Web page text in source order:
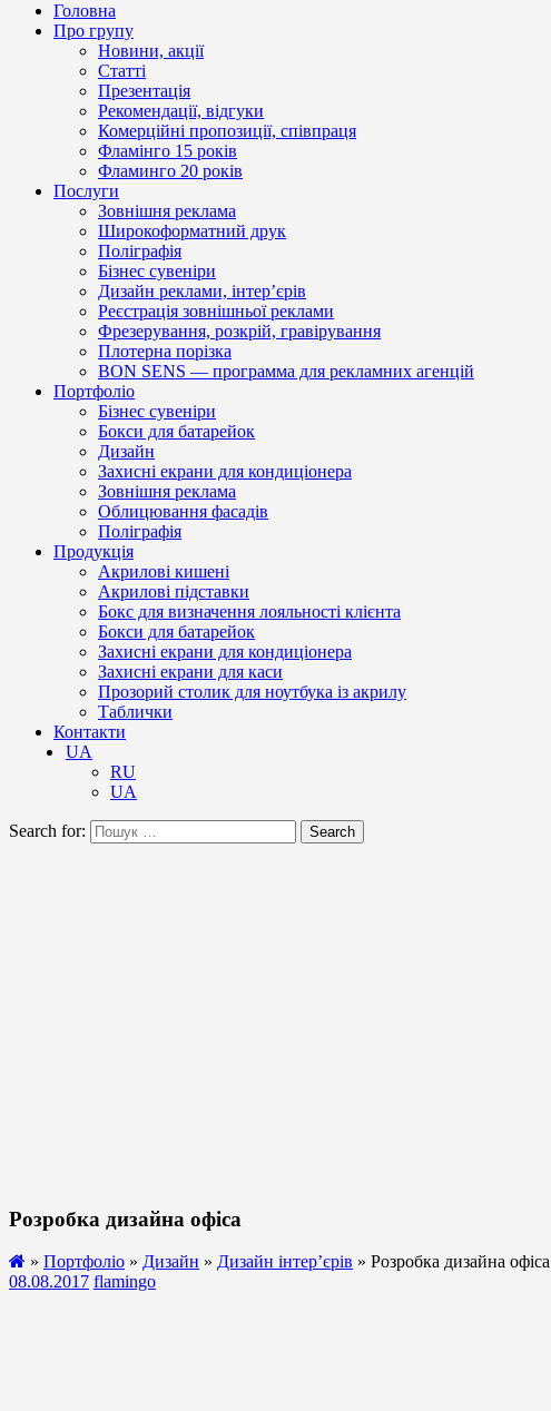
Головна
Про групу
Новини, акції
Статті
Презентація
Рекомендації, відгуки
Комерційні пропозиції, співпраця
Фламінго 15 років
Фламинго 20 років
Послуги
Зовнішня реклама
Широкоформатний друк
Поліграфія
Бізнес сувеніри
Дизайн реклами, інтер’єрів
Реєстрація зовнішньої реклами
Фрезерування, розкрій, гравірування
Плотерна порізка
BON SENS — программа для рекламних агенцій
Портфоліо
Бізнес сувеніри
Бокси для батарейок
Дизайн
Захисні екрани для кондиціонера
Зовнішня реклама
Облицювання фасадів
Поліграфія
Продукція
Акрилові кишені
Акрилові підставки
Бокс для визначення лояльності клієнта
Бокси для батарейок
Захисні екрани для кондиціонера
Захисні екрани для каси
Прозорий столик для ноутбука із акрилу
Таблички
Контакти
UA
RU
UA
Search for: Search
Розробка дизайна офіса
» Портфоліо » Дизайн » Дизайн інтер’єрів » Розробка дизайна офіса
08.08.2017 flamingo